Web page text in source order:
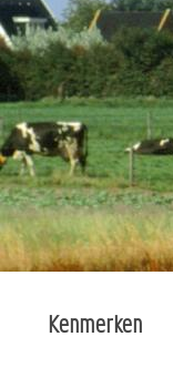
Kenmerken